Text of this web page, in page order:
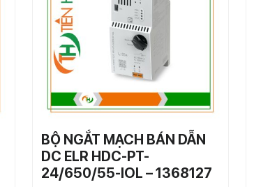
BỘ NGẮT MẠCH BÁN DẪN
DC ELR HDC-PT-
24/650/55-IOL – 1368127